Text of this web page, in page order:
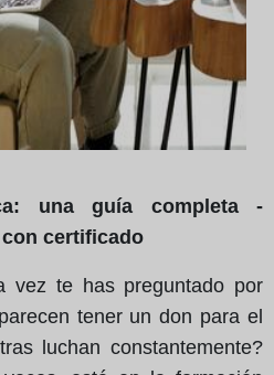
una guía completa -
certificado
vez te has preguntado por
tener un don para el
luchan constantemente?